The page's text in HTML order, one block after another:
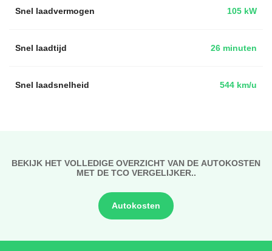
Snel laadvermogen 105 kW
Snel laadtijd 26 minuten
Snel laadsnelheid 544 km/u
BEKIJK HET VOLLEDIGE OVERZICHT VAN DE AUTOKOSTEN
MET DE TCO VERGELIJKER..
Autokosten